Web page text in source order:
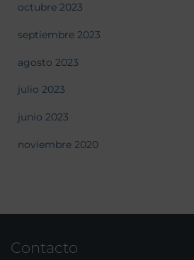
octubre 2023
septiembre 2023
agosto 2023
julio 2023
junio 2023
noviembre 2020
Contacto